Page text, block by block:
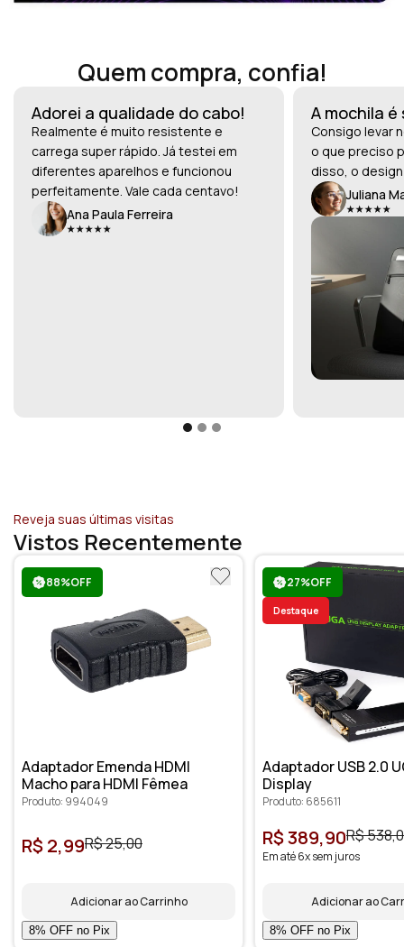
Quem compra, confia!
Adorei a qualidade do cabo!
Realmente é muito resistente e
carrega super rápido. Já testei em
diferentes aparelhos e funcionou
perfeitamente. Vale cada centavo!
Ana Paula Ferreira
A mochila
Consigo levar
o que preciso
disso, o
Juliana
Reveja suas últimas visitas
Vistos Recentemente
88%OFF
Adaptador Emenda HDMI
Macho para HDMI Fêmea
Produto: 994049
R$ 2,99R$ 25,00
Adicionar ao Carrinho
27%OFF
Destaque
Adaptador USB 2.0
Display
Produto: 685611
R$ 389,90R$
Em até 6x sem juros
Adicionar ao